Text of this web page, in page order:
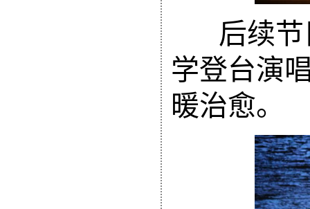
后续节
学登台演
暖治愈。